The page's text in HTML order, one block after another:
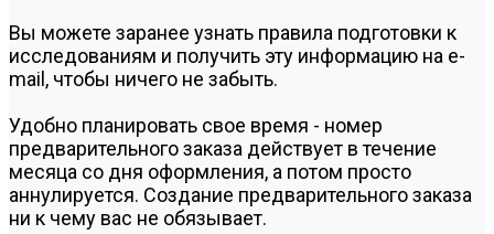
Вы можете заранее узнать правила подготовки к
исследованиям и получить эту информацию на e-
mail, чтобы ничего не забыть.
Удобно планировать свое время - номер
предварительного заказа действует в течение
месяца со дня оформления, а потом просто
аннулируется. Создание предварительного заказа
ни к чему вас не обязывает.